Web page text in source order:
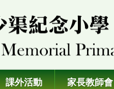
課外活動 家長教師會